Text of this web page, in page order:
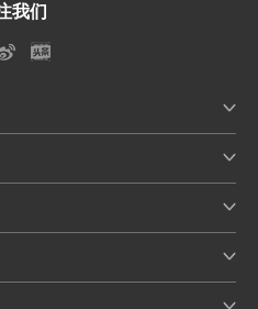
我们